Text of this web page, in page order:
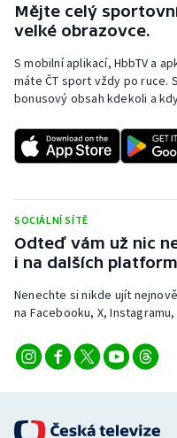
Rychlobruslení
Rychlostní kanoistika
Sportovní střelba
Stolní tenis
Triatlon
Veslování
Volejbal
Ostatní
Mějte celý
velké obrazovce.
S mobilní aplikací, HbbTV a
máte ČT sport vždy po ruce.
bonusový obsah kdekoli a
SOCIÁLNÍ SÍTĚ
Odteď vám už nic
i na dalších
Nenechte si nikde ujít
na Facebooku, X,